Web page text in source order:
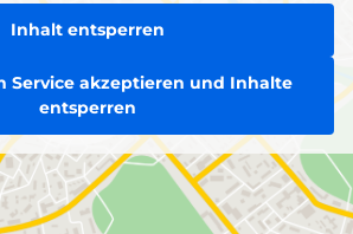
Inhalt entsperren
Service akzeptieren und Inhalte
entsperren